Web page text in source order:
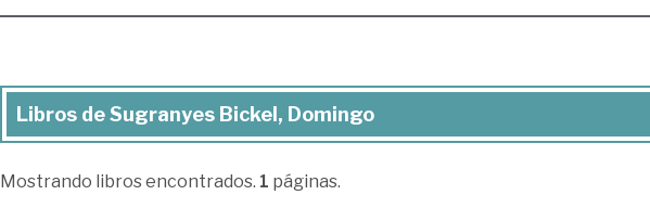
Libros
Sugranyes
Libros de Sugranyes Bickel, Domingo
Mostrando libros encontrados. 1 páginas.